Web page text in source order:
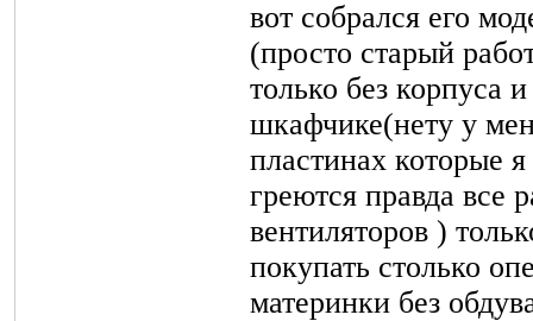
вот собрался его
(просто старый
только без корпуса
шкафчике(нету у
пластинах которые
греются правда все
вентиляторов )
покупать столько
материнки без